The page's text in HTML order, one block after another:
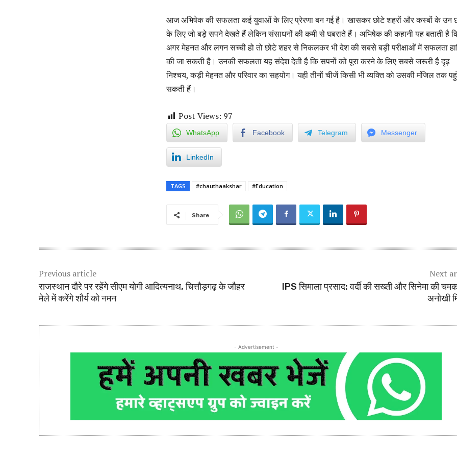
आज अभिषेक की सफलता कई युवाओं के लिए प्रेरणा बन गई है। खासकर छोटे शहरों और कस्बों के उन
के लिए जो बड़े सपने देखते हैं लेकिन संसाधनों की कमी से घबराते हैं। अभिषेक की कहानी यह बताती है
अगर मेहनत और लगन सच्ची हो तो छोटे शहर से निकलकर भी देश की सबसे बड़ी परीक्षाओं में सफलता
की जा सकती है। उनकी सफलता यह संदेश देती है कि सपनों को पूरा करने के लिए सबसे जरूरी है दृढ़
निश्चय, कड़ी मेहनत और परिवार का सहयोग। यही तीनों चीजें किसी भी व्यक्ति को उसकी मंजिल तक
सकती हैं।
Post Views: 97
WhatsApp Facebook Telegram Messenger
LinkedIn
TAGS #chauthaakshar #Education
Share
Previous article
राजस्थान दौरे पर रहेंगे सीएम योगी आदित्यनाथ, चित्तौड़गढ़ के जौहर
मेले में करेंगे शौर्य को नमन
Next
IPS सिमाला प्रसाद: वर्दी की सख्ती और सिनेमा की
अनोखी
- Advertisement -